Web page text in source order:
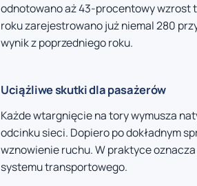
odnotowano aż 43-procentowy wzrost
roku zarejestrowano już niemal 280
wynik z poprzedniego roku.
Uciążliwe skutki dla pasażerów
Każde wtargnięcie na tory wymusza
odcinku sieci. Dopiero po dokładnym
wznowienie ruchu. W praktyce
systemu transportowego.